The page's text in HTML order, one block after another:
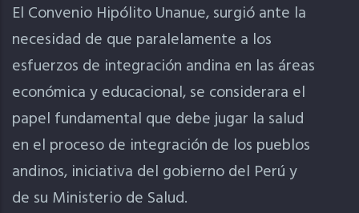
El Convenio Hipólito Unanue, surgió ante la
necesidad de que paralelamente a los
esfuerzos de integración andina en las áreas
económica y educacional, se considerara el
papel fundamental que debe jugar la salud
en el proceso de integración de los pueblos
andinos, iniciativa del gobierno del Perú y
de su Ministerio de Salud.